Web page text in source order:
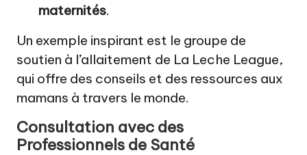
maternités.
Un exemple inspirant est le groupe de
soutien à l’allaitement de La Leche League,
qui offre des conseils et des ressources aux
mamans à travers le monde.
Consultation avec des
Professionnels de Santé